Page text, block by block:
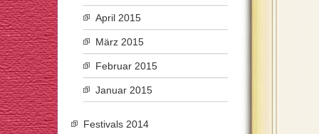
April 2015
März 2015
Februar 2015
Januar 2015
Festivals 2014